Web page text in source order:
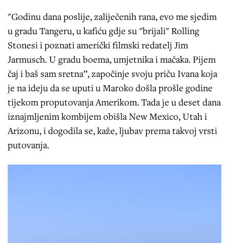
"Godinu dana poslije, zaliječenih rana, evo me sjedim
u gradu Tangeru, u kafiću gdje su "brijali" Rolling
Stonesi i poznati američki filmski redatelj Jim
Jarmusch. U gradu boema, umjetnika i mačaka. Pijem
čaj i baš sam sretna”, započinje svoju priču Ivana koja
je na ideju da se uputi u Maroko došla prošle godine
tijekom proputovanja Amerikom. Tada je u deset dana
iznajmljenim kombijem obišla New Mexico, Utah i
Arizonu, i dogodila se, kaže, ljubav prema takvoj vrsti
putovanja.